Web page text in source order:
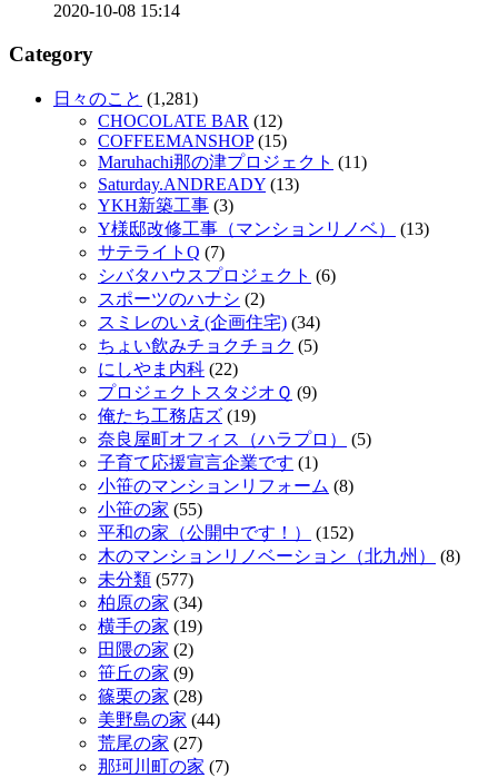
2020-10-08 15:14
Category
日々のこと (1,281)
CHOCOLATE BAR (12)
COFFEEMANSHOP(15)
Maruhachi那の津プロジェクト (11)
Saturday.ANDREADY (13)
YKH新築工事 (3)
Y様邸改修工事（マンションリノベ）
(13)
サテライトQ (7)
シバタハウスプロジェクト (6)
スポーツのハナシ (2)
スミレのいえ(企画住宅) (34)
ちょい飲みチョクチョク (5)
にしやま内科 (22)
プロジェクトスタジオＱ (9)
俺たち工務店ズ (19)
奈良屋町オフィス（ハラプロ）
(5)
子育て応援宣言企業です (1)
小笹のマンションリフォーム (8)
小笹の家 (55)
平和の家（公開中です！）
(152)
木のマンションリノベーション（北九州）
(8)
未分類 (577)
柏原の家 (34)
横手の家 (19)
田隈の家 (2)
笹丘の家 (9)
篠栗の家 (28)
美野島の家 (44)
荒尾の家 (27)
那珂川町の家 (7)